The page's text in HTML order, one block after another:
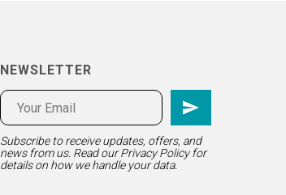
NEWSLETTER
Subscribe to receive updates, offers, and
news from us. Read ourPrivacy Policyfor
details on how we handle your data.